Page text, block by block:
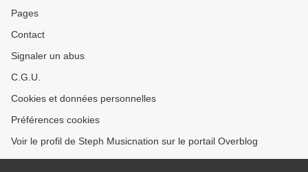
Pages
Contact
Signaler un abus
C.G.U.
Cookies et données personnelles
Préférences cookies
Voir le profil de Steph Musicnation sur le portail Overblog